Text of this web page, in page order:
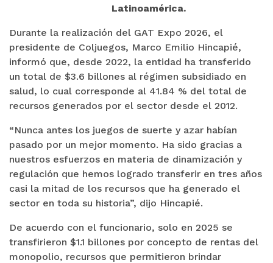
Latinoamérica.
Durante la realización del GAT Expo 2026, el
presidente de Coljuegos, Marco Emilio Hincapié,
informó que, desde 2022, la entidad ha transferido
un total de $3.6 billones al régimen subsidiado en
salud, lo cual corresponde al 41.84 % del total de
recursos generados por el sector desde el 2012.
“Nunca antes los juegos de suerte y azar habían
pasado por un mejor momento. Ha sido gracias a
nuestros esfuerzos en materia de dinamización y
regulación que hemos logrado transferir en tres años
casi la mitad de los recursos que ha generado el
sector en toda su historia”, dijo Hincapié.
De acuerdo con el funcionario, solo en 2025 se
transfirieron $1.1 billones por concepto de rentas del
monopolio, recursos que permitieron brindar